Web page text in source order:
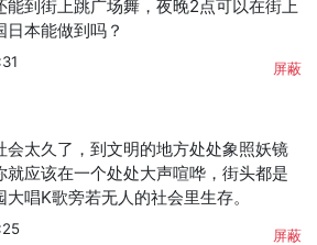
能到街上跳广场舞，夜晚2点可以在街上
日本能做到吗？
屏蔽
会太久了，到文明的地方处处象照妖镜
就应该在一个处处大声喧哗，街头都是
唱K歌旁若无人的社会里生存。
屏蔽